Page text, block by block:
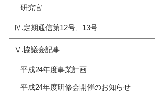
研究官
Ⅳ.定期通信第12号、13号
Ⅴ.協議会記事
平成24年度事業計画
平成24年度研修会開催のお知らせ